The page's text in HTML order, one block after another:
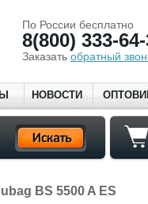
По России бесплатно
8(800) 333-
Заказать обратный
НОВОСТИ
BS 5500 A ES